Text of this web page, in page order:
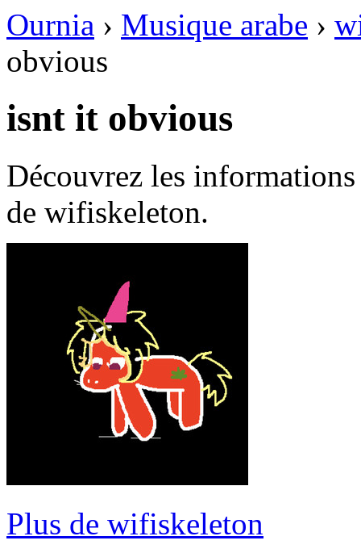
Ournia › Musique arabe ›
obvious
isnt it obvious
Découvrez les
de wifiskeleton.
Plus de wifiskeleton